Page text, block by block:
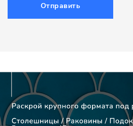
Отправить